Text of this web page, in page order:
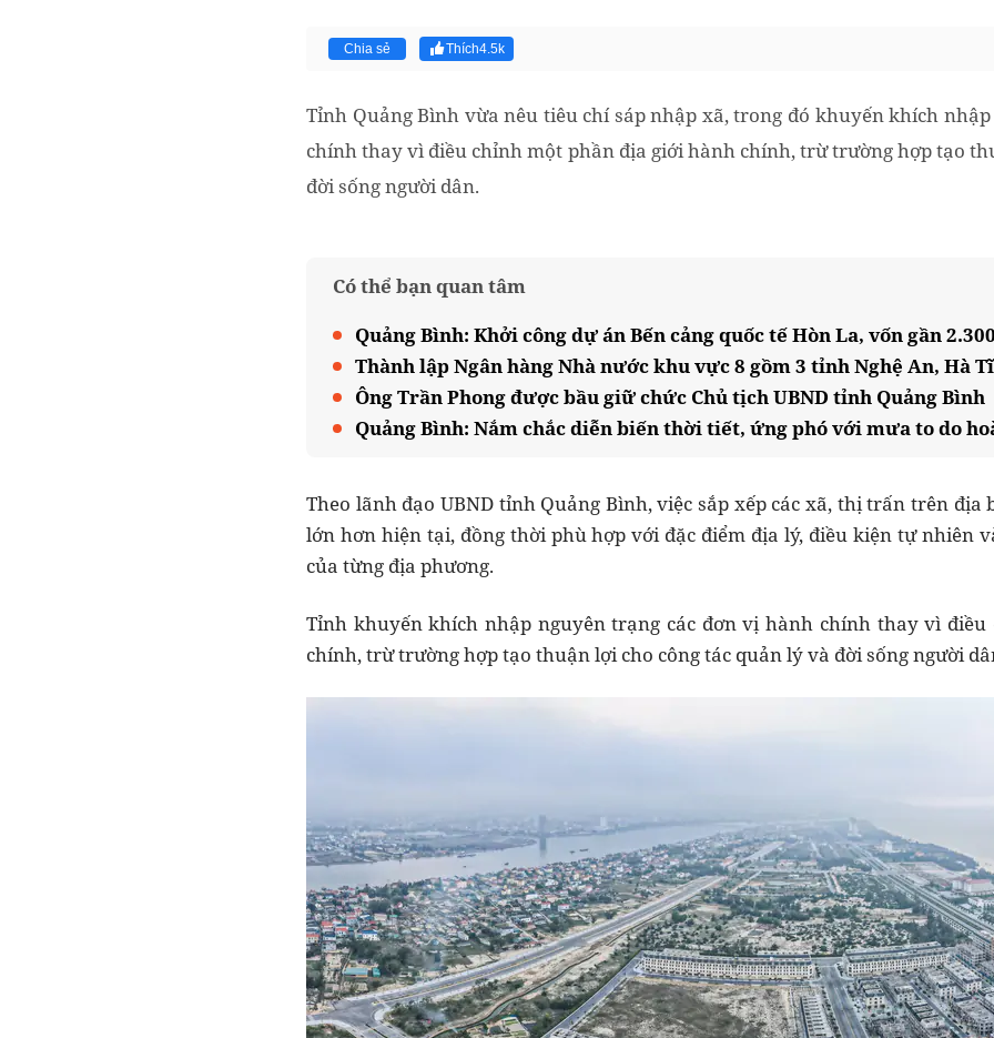
Chia sẻ Thích4.5k
Tỉnh Quảng Bình vừa nêu tiêu chí sáp nhập xã, trong đó khuyến khích
chính thay vì điều chỉnh một phần địa giới hành chính, trừ trường hợp tạo
đời sống người dân.
Có thể bạn quan tâm
Quảng Bình: Khởi công dự án Bến cảng quốc tế Hòn La, vốn gần
Thành lập Ngân hàng Nhà nước khu vực 8 gồm 3 tỉnh Nghệ An, Hà
Ông Trần Phong được bầu giữ chức Chủ tịch UBND tỉnh Quảng Bình
Quảng Bình: Nắm chắc diễn biến thời tiết, ứng phó với mưa to do
Theo lãnh đạo UBND tỉnh Quảng Bình, việc sắp xếp các xã, thị trấn trên
lớn hơn hiện tại, đồng thời phù hợp với đặc điểm địa lý, điều kiện tự nhiên
của từng địa phương.
Tỉnh khuyến khích nhập nguyên trạng các đơn vị hành chính thay vì
chính, trừ trường hợp tạo thuận lợi cho công tác quản lý và đời sống người